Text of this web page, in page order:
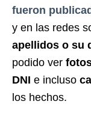
fueron
y en las redes
apellidos o su
podido ver
DNI e incluso
los hechos.